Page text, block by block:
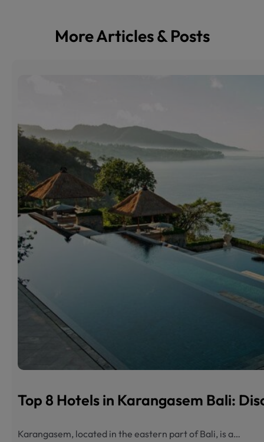
More Articles & Posts
Top 8 Hotels in Karangasem Bali:
Karangasem, located in the eastern part of Bali, is a…